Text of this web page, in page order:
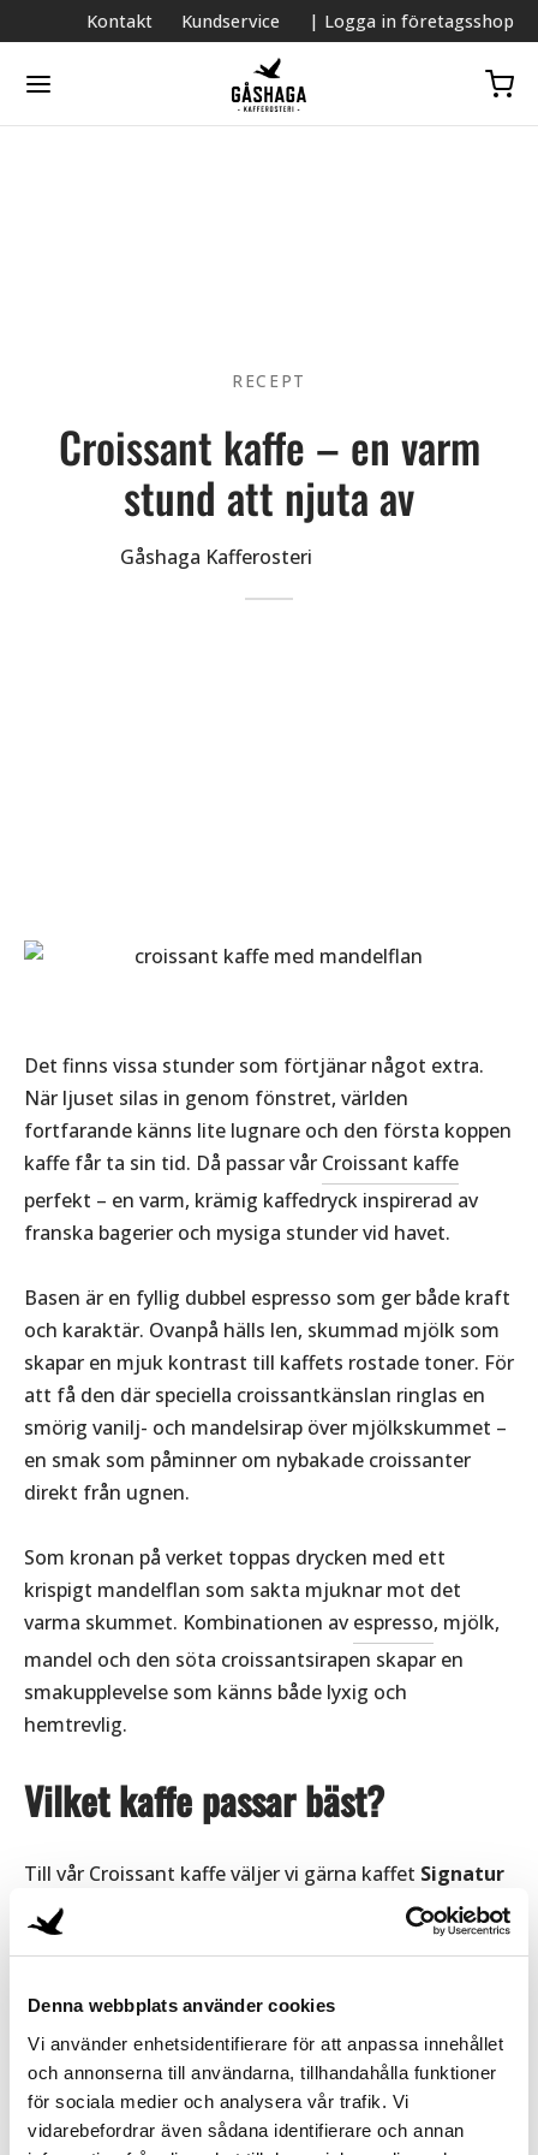
Denna webbplats använder cookies
Vi använder enhetsidentifierare för att anpassa innehållet
och annonserna till användarna, tillhandahålla funktioner
för sociala medier och analysera vår trafik. Vi
vidarebefordrar även sådana identifierare och annan
Kontakt Kundservice | Logga in företagsshop
RECEPT
Croissant kaffe – en varm
stund att njuta av
Gåshaga Kafferosteri
Det finns vissa stunder som förtjänar något extra.
När ljuset silas in genom fönstret, världen
fortfarande känns lite lugnare och den första koppen
kaffe får ta sin tid. Då passar vår Croissant kaffe
perfekt – en varm, krämig kaffedryck inspirerad av
franska bagerier och mysiga stunder vid havet.
Basen är en fyllig dubbel espresso som ger både kraft
och karaktär. Ovanpå hälls len, skummad mjölk som
skapar en mjuk kontrast till kaffets rostade toner. För
att få den där speciella croissantkänslan ringlas en
smörig vanilj- och mandelsirap över mjölkskummet –
en smak som påminner om nybakade croissanter
direkt från ugnen.
Som kronan på verket toppas drycken med ett
krispigt mandelflan som sakta mjuknar mot det
varma skummet. Kombinationen av espresso, mjölk,
mandel och den söta croissantsirapen skapar en
smakupplevelse som känns både lyxig och
hemtrevlig.
Vilket kaffe passar bäst?
Till vår Croissant kaffe väljer vi gärna kaffet Signatur
från
. Kaffets mjuka sötma och
naturliga toner av mandel skapar en fin brygga
och det knapriga mandelflanet. Smakprofilen bjuder
på blommiga nyanser, behaglig sötma och en elegant
mandelton som lyfter fram croissantkänslan i
drycken utan att ta över.